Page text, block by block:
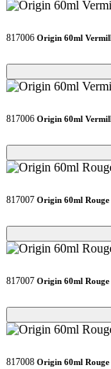
817006 Origin 60ml
Loading...
Loading...
817006 Origin 60ml
Loading...
Loading...
817007 Origin 60ml Rouge
Loading...
Loading...
817007 Origin 60ml Rouge
Loading...
Loading...
817008 Origin 60ml